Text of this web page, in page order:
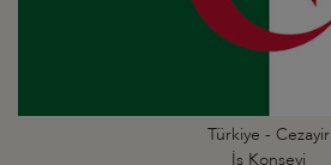
Türkiye - Cezayir
İş Konseyi